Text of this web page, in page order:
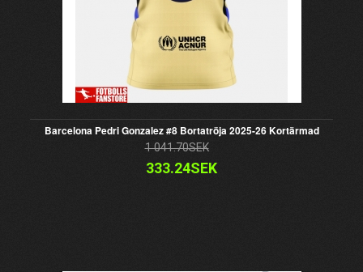
Barcelona Pedri Gonzalez #8 Bortatröja 2025-26 Kortärmad
1 041.70SEK
333.24SEK